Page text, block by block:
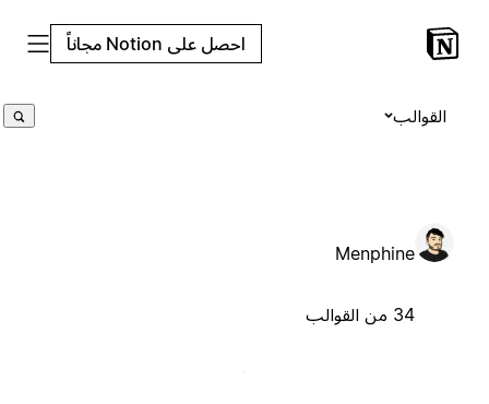
احصل على Notion مجاناً
القوالب
Menphine